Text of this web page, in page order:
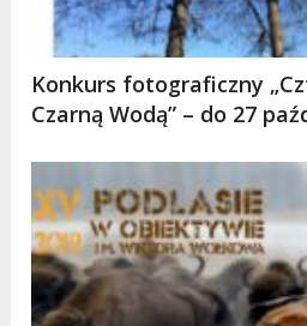
Konkurs fotograficzny
Czarną Wodą” – do 27